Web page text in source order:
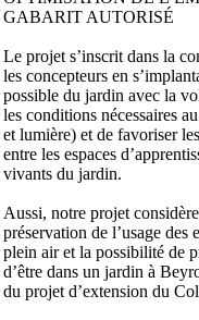
GABARIT AUTORISÉ
Le projet s’inscrit dans la
les concepteurs en
possible du jardin avec la
les conditions nécessaires
et lumière) et de favoriser
entre les espaces
vivants du jardin.
Aussi, notre projet
préservation de l’usage des
plein air et la possibilité de
d’être dans un jardin à
du projet d’extension du